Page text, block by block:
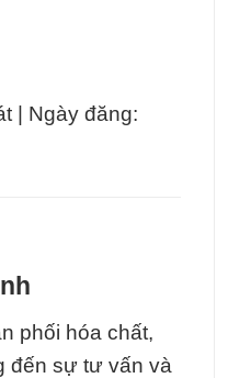
| Ngày đăng:
phối hóa chất,
đến sự tư vấn và